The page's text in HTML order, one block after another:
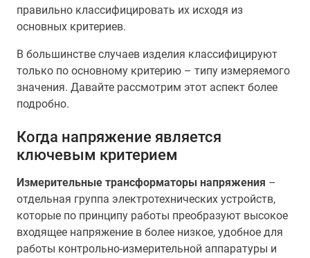
правильно классифицировать их исходя из
основных критериев.
В большинстве случаев изделия классифицируют
только по основному критерию – типу измеряемого
значения. Давайте рассмотрим этот аспект более
подробно.
Когда напряжение является
ключевым критерием
Измерительные трансформаторы напряжения –
отдельная группа электротехнических устройств,
которые по принципу работы преобразуют высокое
входящее напряжение в более низкое, удобное для
работы контрольно-измерительной аппаратуры и